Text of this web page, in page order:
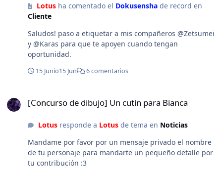
Lotusha comentado el Dokusenshade record en
Cliente
Saludos! paso a etiquetar a mis compañeros @Zetsumei
y @Karas para que te apoyen cuando tengan
oportunidad.
15 Junio15 Jun 6 comentarios
[Concurso de dibujo] Un cutin para Bianca
Lotusresponde a Lotusde tema en Noticias
Mandame por favor por un mensaje privado el nombre
de tu personaje para mandarte un pequeño detalle por
tu contribución :3